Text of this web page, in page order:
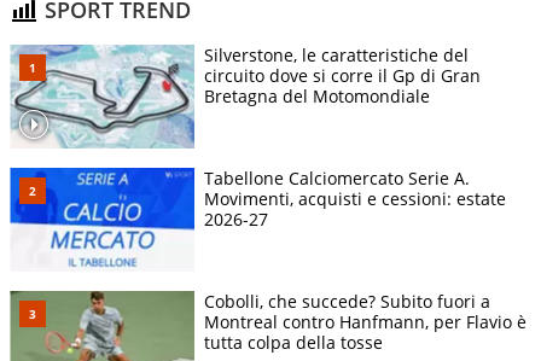
SPORT TREND
Silverstone, le caratteristiche del
circuito dove si corre il Gp di Gran
Bretagna del Motomondiale
Tabellone Calciomercato Serie A.
Movimenti, acquisti e cessioni: estate
2026-27
Cobolli, che succede? Subito fuori a
Montreal contro Hanfmann, per Flavio è
tutta colpa della tosse